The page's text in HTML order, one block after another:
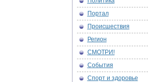
Портал
Происшествия
Регион
СМОТРИ!
События
Спорт и здоровье